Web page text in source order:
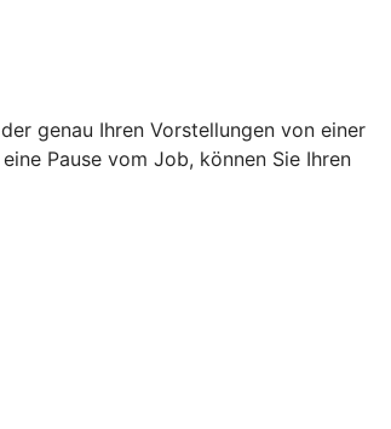
genau Ihren Vorstellungen von einer
Pause vom Job, können Sie Ihren